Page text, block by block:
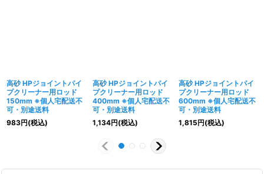
高砂 HPジョイントパイ
プクリーナー用ロッド
150mm ※個人宅配送不
可・別途送料
983円(税込)
高砂 HPジョイントパイ
プクリーナー用ロッド
400mm ※個人宅配送不
可・別途送料
1,134円(税込)
高砂 HPジョイントパイ
プクリーナー用ロッド
600mm ※個人宅配送不
可・別途送料
1,815円(税込)